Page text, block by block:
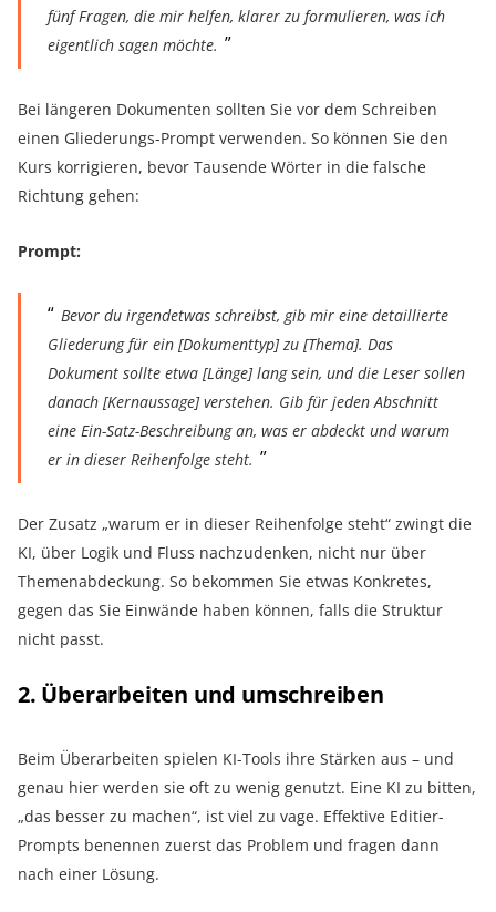
fünf Fragen, die mir helfen, klarer zu formulieren, was ich
eigentlich sagen möchte.
Bei längeren Dokumenten sollten Sie vor dem Schreiben
einen Gliederungs-Prompt verwenden. So können Sie den
Kurs korrigieren, bevor Tausende Wörter in die falsche
Richtung gehen:
Prompt:
Bevor du irgendetwas schreibst, gib mir eine detaillierte
Gliederung für ein [Dokumenttyp] zu [Thema]. Das
Dokument sollte etwa [Länge] lang sein, und die Leser sollen
danach [Kernaussage] verstehen. Gib für jeden Abschnitt
eine Ein-Satz-Beschreibung an, was er abdeckt und warum
er in dieser Reihenfolge steht.
Der Zusatz „warum er in dieser Reihenfolge steht“ zwingt die
KI, über Logik und Fluss nachzudenken, nicht nur über
Themenabdeckung. So bekommen Sie etwas Konkretes,
gegen das Sie Einwände haben können, falls die Struktur
nicht passt.
2. Überarbeiten und umschreiben
Beim Überarbeiten spielen KI-Tools ihre Stärken aus – und
genau hier werden sie oft zu wenig genutzt. Eine KI zu bitten,
„das besser zu machen“, ist viel zu vage. Effektive Editier-
Prompts benennen zuerst das Problem und fragen dann
nach einer Lösung.